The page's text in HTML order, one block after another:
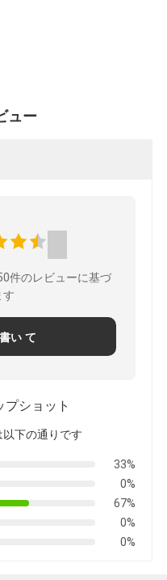
ュー
件のレビューに基づ
す
い て
プショット
下の通りです
33%
0%
67%
0%
0%